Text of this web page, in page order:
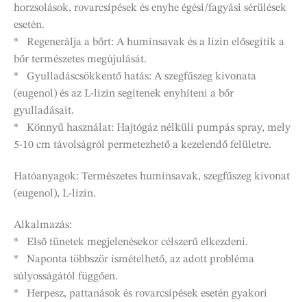
horzsolások, rovarcsípések és enyhe égési/fagyási sérülések
esetén.
* Regenerálja a bőrt: A huminsavak és a lizin elősegítik a
bőr természetes megújulását.
* Gyulladáscsökkentő hatás: A szegfűszeg kivonata
(eugenol) és az L-lizin segítenek enyhíteni a bőr
gyulladásait.
* Könnyű használat: Hajtógáz nélküli pumpás spray, mely
5-10 cm távolságról permetezhető a kezelendő felületre.
Hatóanyagok: Természetes huminsavak, szegfűszeg kivonat
(eugenol), L-lizin.
Alkalmazás:
* Első tünetek megjelenésekor célszerű elkezdeni.
* Naponta többször ismételhető, az adott probléma
súlyosságától függően.
* Herpesz, pattanások és rovarcsípések esetén gyakori